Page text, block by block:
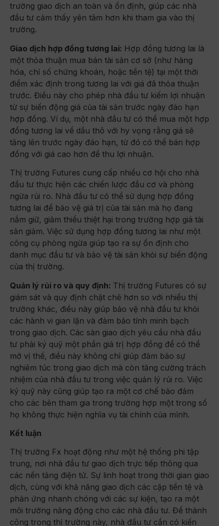
trường giao dịch an toàn và ổn định, giúp các nhà
đầu tư cảm thấy yên tâm hơn khi tham gia vào thị
trường.
Giao dịch hợp đồng tương lai: Hợp đồng tương lai là
một thỏa thuận mua bán tài sản cơ sở (như hàng
hóa, chỉ số chứng khoán, hoặc tiền tệ) tại một thời
điểm xác định trong tương lai với giá đã thỏa thuận
trước. Điều này cho phép nhà đầu tư kiếm lợi nhuận
từ sự biến động giá của tài sản trước ngày đáo hạn
hợp đồng. Ví dụ, một nhà đầu tư có thể mua một hợp
đồng tương lai về dầu thô với hy vọng rằng giá sẽ
tăng lên trước ngày đáo hạn, từ đó có thể bán hợp
đồng với giá cao hơn để thu lợi nhuận.
Thị trường Futures cung cấp nhiều cơ hội cho nhà
đầu tư thực hiện các chiến lược đầu cơ và phòng
ngừa rủi ro. Nhà đầu tư có thể sử dụng hợp đồng
tương lai để bảo vệ giá trị của tài sản mà họ đang
nắm giữ, giảm thiểu thiệt hại trong trường hợp giá tài
sản giảm. Việc sử dụng hợp đồng tương lai như một
công cụ phòng ngừa giúp tạo ra sự ổn định cho
danh mục đầu tư và bảo vệ tài sản khỏi sự biến động
của thị trường.
Quản lý rủi ro và quy định: Thị trường Futures có sự
giám sát và quy định chặt chẽ hơn so với nhiều thị
trường khác, điều này giúp bảo vệ nhà đầu tư khỏi
các hành vi gian lận và đảm bảo tính minh bạch
trong giao dịch. Các sàn giao dịch yêu cầu nhà đầu
tư phải ký quỹ một phần giá trị hợp đồng để có thể
mở vị thế, điều này không chỉ giúp đảm bảo sự
nghiêm túc trong giao dịch mà còn tăng cường trách
nhiệm của nhà đầu tư trong việc quản lý rủi ro. Việc
ký quỹ này cũng giúp tạo ra một cơ chế bảo đảm
cho các bên tham gia trong trường hợp một trong số
họ không thực hiện nghĩa vụ tài chính của mình.
Kết luận
Thị trường Fx hoạt động như một hệ thống phi tập
trung, nơi nhà đầu tư giao dịch trực tiếp thông qua
các nền tảng điện tử. Sự linh hoạt trong thời gian giao
dịch, cùng với khả năng giao dịch các cặp tiền tệ và
phản ứng nhanh chóng với các sự kiện, tạo ra một
môi trường năng động cho các nhà đầu tư. Để thành
công trong thị trường này, nhà đầu tư cần có kiến